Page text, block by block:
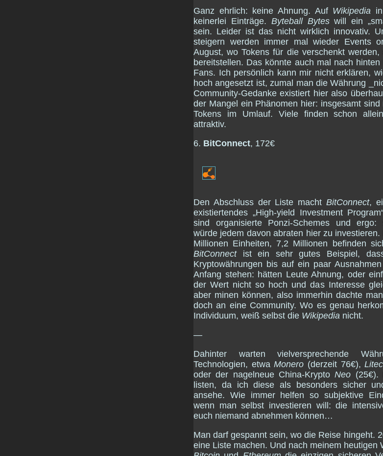
Ganz ehrlich: keine Ahnung. Auf Wikipedia
keinerlei Einträge. Byteball Byteswill ein
sein. Leider ist das nicht wirklich innovativ.
steigern werden immer mal wieder Events
August, wo Tokens für die verschenkt werden,
bereitstellen. Das könnte auch mal nach
Fans. Ich persönlich kann mir nicht erklären,
hoch angesetzt ist, zumal man die Währung
Community-Gedanke existiert hier also
der Mangel ein Phänomen hier: insgesamt
Tokens im Umlauf. Viele finden schon
attraktiv.
6. BitConnect, 172€
Den Abschluss der Liste macht BitConnect,
existiertendes „High-yield Investment
sind organisierte Ponzi-Schemes und
würde jedem davon abraten hier zu
Millionen Einheiten, 7,2 Millionen befinden
BitConnectist ein sehr gutes Beispiel,
Kryptowährungen bis auf ein paar
Anfang stehen: hätten Leute Ahnung, oder
der Wert nicht so hoch und das Interesse
aber minen können, also immerhin dachte
doch an eine Community. Wo es genau
Individuum, weiß selbst die Wikipedia nicht.
—
Dahinter warten vielversprechende
Technologien, etwaMonero (derzeit 76€),
oder der nagelneue China-KryptoNeo (25€).
listen, da ich diese als besonders sicher
ansehe. Wie immer helfen so subjektive
wenn man selbst investieren will: die
euch niemand abnehmen können…
Man darf gespannt sein, wo die Reise hingeht.
eine Liste machen. Und nach meinem heutigen